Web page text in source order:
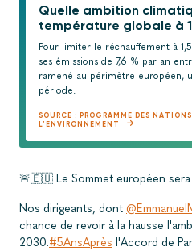
Quelle ambition
température globale à
Pour limiter le réchauffement à
ses émissions de 7,6 % par an
ramené au périmètre européen,
période.
SOURCE : PROGRAMME DES
L’ENVIRONNEMENT
🚨🇪🇺 Le Sommet européen sera
Nos dirigeants, dont
chance de revoir à la hausse
2030.#5AnsAprès l'Accord de